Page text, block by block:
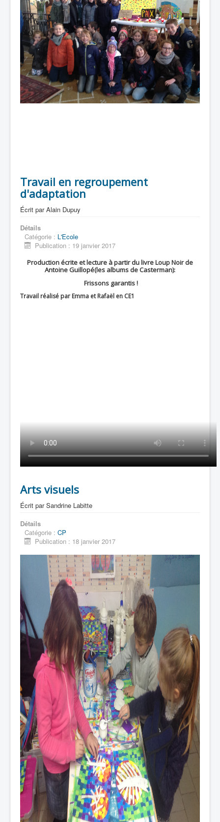
Travail en regroupement
d'adaptation
Écrit parAlain Dupuy
Détails
Catégorie : L'Ecole
Publication : 19 janvier 2017
Production écrite et lecture à partir du livre Loup Noir de
Antoine Guillopé(les albums de Casterman):
Frissons garantis !
Travail réalisé par Emma et Rafaël en CE1
Arts visuels
Écrit parSandrine Labitte
Détails
Catégorie : CP
Publication : 18 janvier 2017